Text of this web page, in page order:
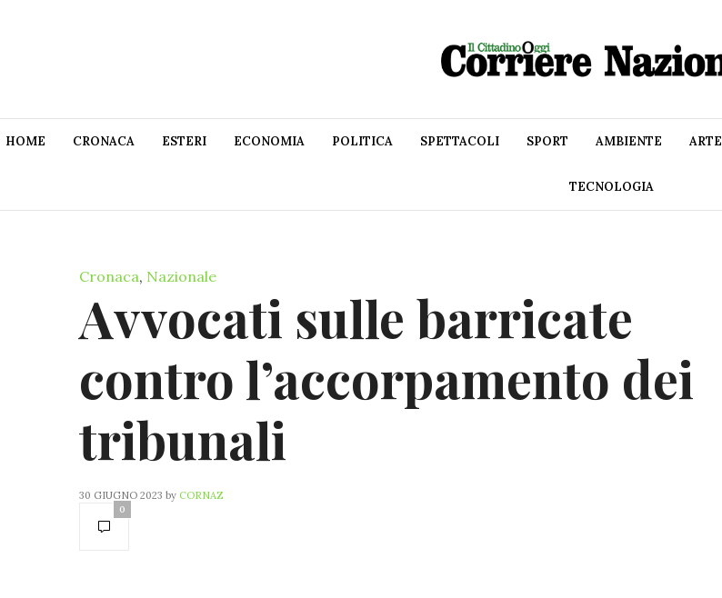
HOME CRONACA ESTERI ECONOMIA POLITICA SPETTACOLI SPORT AMBIENTE ARTE
TECNOLOGIA
Cronaca, Nazionale
Avvocati sulle barricate
contro l’accorpamento dei
tribunali
30 GIUGNO 2023 by CORNAZ
0